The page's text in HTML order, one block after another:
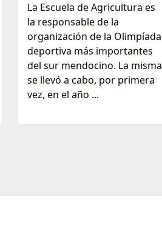
La Escuela de Agricultura es
la responsable de la
organización de la Olimpíada
deportiva más importantes
del sur mendocino. La misma
se llevó a cabo, por primera
vez, en el año ...